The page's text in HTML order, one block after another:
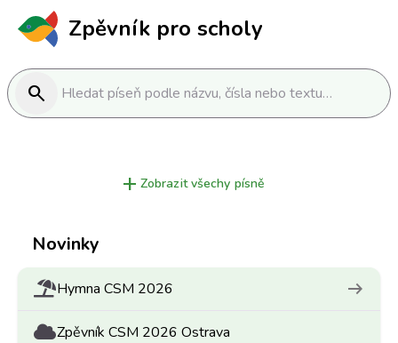
Zpěvník pro scholy
search Hledat píseň podle názvu, čísla nebo textu…
add Zobrazit všechy písně
Novinky
Hymna CSM 2026 arrow_right_alt
Zpěvník CSM 2026 Ostrava